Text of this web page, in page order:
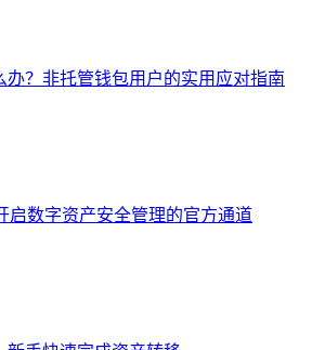
办？非托管钱包用户的实用应对指南
启数字资产安全管理的官方通道